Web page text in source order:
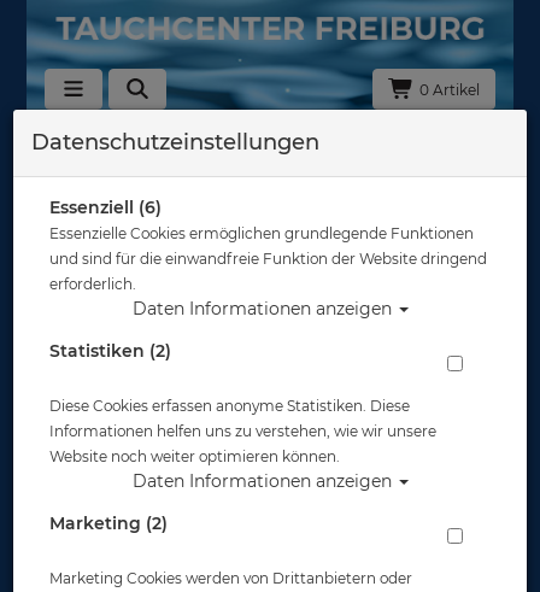
0 Artikel
Zurück
Datenschutzeinstellungen
Essenziell (6)
Essenzielle Cookies ermöglichen grundlegende Funktionen
und sind für die einwandfreie Funktion der Website dringend
erforderlich.
Daten Informationen anzeigen
Statistiken (2)
Diese Cookies erfassen anonyme Statistiken. Diese
Informationen helfen uns zu verstehen, wie wir unsere
Website noch weiter optimieren können.
Daten Informationen anzeigen
Marketing (2)
Marketing Cookies werden von Drittanbietern oder